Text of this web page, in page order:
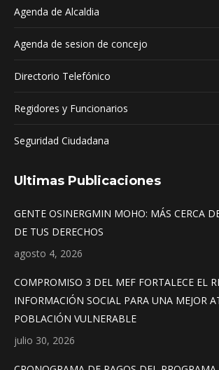
Agenda de Alcaldia
Agenda de sesion de concejo
Directorio Telefónico
Regidores y Funcionarios
Seguridad Ciudadana
Ultimas Publicaciones
GENTE OSINERGMIN MOHO: MÁS CERCA
DE TUS DERECHOS
agosto 4, 2026
COMPROMISO 3 DEL MEF FORTALECE EL
INFORMACIÓN SOCIAL PARA UNA MEJOR
POBLACIÓN VULNERABLE
julio 30, 2026